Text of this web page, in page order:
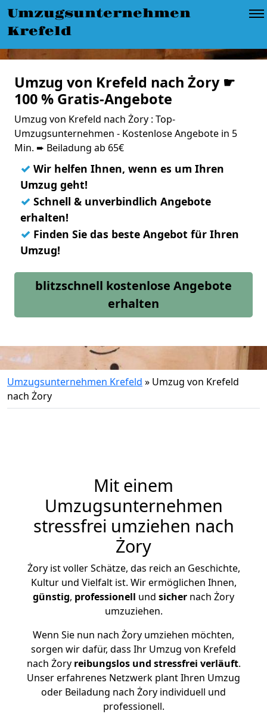
Umzugsunternehmen
Krefeld
Umzug von Krefeld nach Żory ☛
100 % Gratis-Angebote
Umzug von Krefeld nach Żory : Top-
Umzugsunternehmen - Kostenlose Angebote in 5
Min. ➨ Beiladung ab 65€
✓ Wir helfen Ihnen, wenn es um Ihren
Umzug geht!
✓ Schnell & unverbindlich Angebote
erhalten!
✓ Finden Sie das beste Angebot für Ihren
Umzug!
blitzschnell kostenlose Angebote
erhalten
Umzugsunternehmen Krefeld » Umzug von Krefeld
nach Żory
Mit einem
Umzugsunternehmen
stressfrei umziehen nach
Żory
Żory ist voller Schätze, das reich an Geschichte,
Kultur und Vielfalt ist. Wir ermöglichen Ihnen,
günstig, professionell und sicher nach Żory
umzuziehen.
Wenn Sie nun nach Żory umziehen möchten,
sorgen wir dafür, dass Ihr Umzug von Krefeld
nach Żory reibungslos und stressfrei verläuft.
Unser erfahrenes Netzwerk plant Ihren Umzug
oder Beiladung nach Żory individuell und
professionell.